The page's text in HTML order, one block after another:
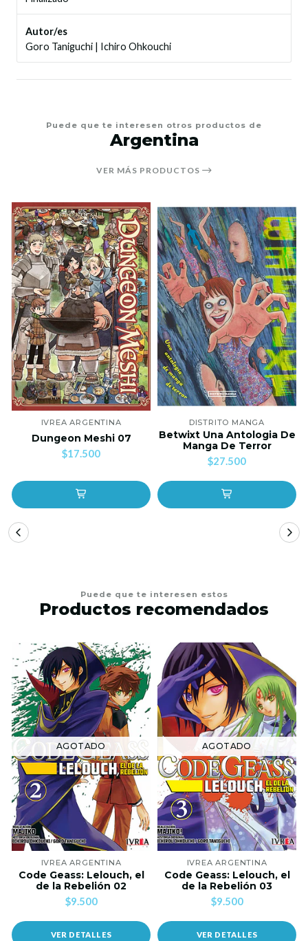
Autor/es
Goro Taniguchi | Ichiro Ohkouchi
Puede que te interesen otros productos de
Argentina
VER MÁS PRODUCTOS
IVREA ARGENTINA
Dungeon Meshi 07
$17.500
DISTRITO MANGA
Betwixt Una Antologia De
Manga De Terror
$27.500
Puede que te interesen estos
Productos recomendados
AGOTADO
IVREA ARGENTINA
Code Geass: Lelouch, el
de la Rebelión 02
$9.500
VER DETALLES
AGOTADO
IVREA ARGENTINA
Code Geass: Lelouch, el
de la Rebelión 03
$9.500
VER DETALLES